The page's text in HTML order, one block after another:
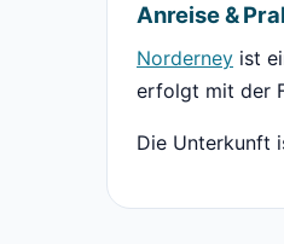
Anreise &
Norderney ist
erfolgt mit der
Die Unterkunft